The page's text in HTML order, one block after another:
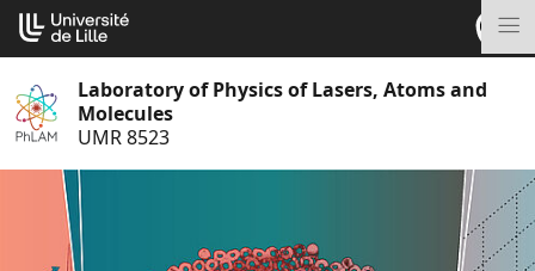
Go
content
Laboratory of Physics of Lasers, Atoms and
Molecules
UMR 8523
Cookies management panel